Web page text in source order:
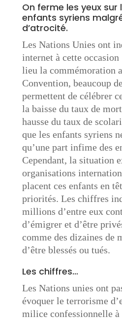
On ferme les yeux
enfants syriens
d’atrocité.
Les Nations Unies ont
internet à cette occasion
lieu la commémoration
Convention, beaucoup
permettent de célébrer
la baisse du taux de
hausse du taux de
que les enfants syriens
qu’une part infime des
Cependant, la situation
organisations
placent ces enfants en
priorités. Les chiffres
millions d’entre eux
d’émigrer et d’être
comme des dizaines de
d’être blessés ou tués.
Les chiffres…
Les Nations unies ont
évoquer le terrorisme
milice confessionnelle à